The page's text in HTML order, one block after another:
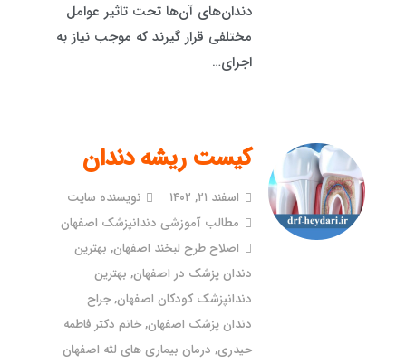
دندان‌های آن‌ها تحت تاثیر عوامل
مختلفی قرار گیرند که موجب نیاز به
اجرای…
کیست ریشه دندان
اسفند ۲۱, ۱۴۰۲
نویسنده سایت
مطالب آموزشی دندانپزشک اصفهان
اصلاح طرح لبخند اصفهان, بهترین
دندان پزشک در اصفهان, بهترین
دندانپزشک کودکان اصفهان,جراح
دندان پزشک اصفهان,خانم دکتر فاطمه
حیدری, درمان بیماری های لثه اصفهان